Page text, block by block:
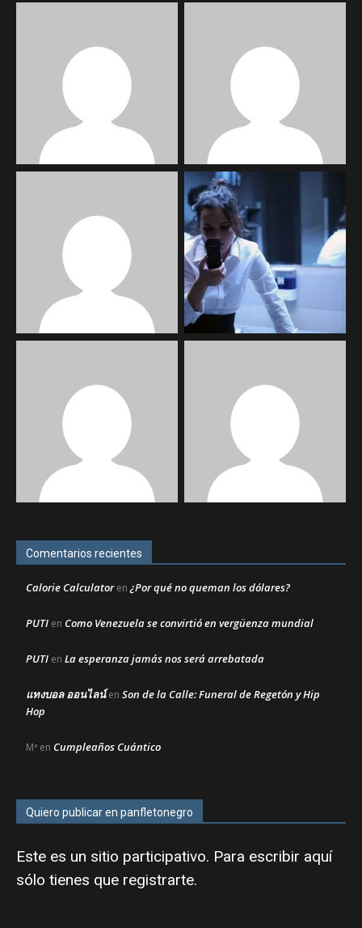
Comentarios recientes
Calorie Calculatoren¿Por qué no queman los dólares?
PUTI en Como Venezuela se convirtió en vergüenza mundial
PUTI en La esperanza jamás nos será arrebatada
แทงบอล ออนไลน์en Son de la Calle: Funeral de Regetón y Hip
Hop
Mª en Cumpleaños Cuántico
Quiero publicar en panfletonegro
Este es un sitio participativo. Para escribir aquí
sólo tienes que registrarte.